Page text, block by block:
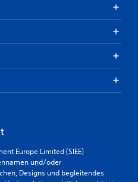
Europe Limited (SIEE)
und/oder
Designs und begleitendes